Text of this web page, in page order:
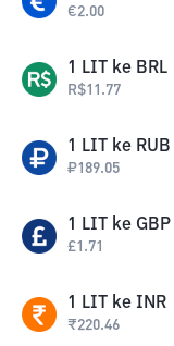
€2.00
1 LIT ke BRL
R$11.77
1 LIT ke RUB
₽189.05
1 LIT ke GBP
£1.71
1 LIT ke INR
₹220.46